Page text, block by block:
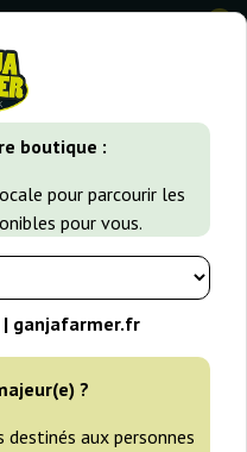
boutique :
pour parcourir les
pour vous.
| ganjafarmer.fr
?
aux personnes
0
Jack Herer Black